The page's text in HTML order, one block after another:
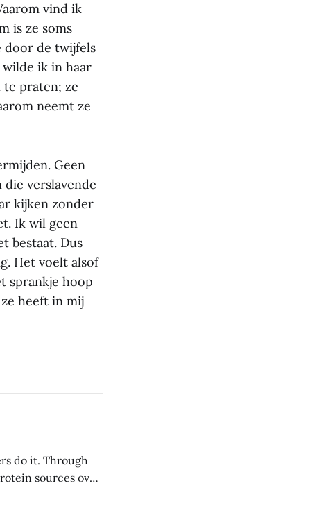
vind ik
is ze soms
door de twijfels
wilde ik in haar
te praten; ze
neemt ze
Geen
verslavende
kijken zonder
Ik wil geen
bestaat. Dus
Het voelt alsof
sprankje hoop
heeft in mij
do it. Through